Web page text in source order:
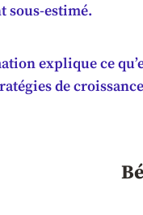
sous-estimé.
explique ce
de